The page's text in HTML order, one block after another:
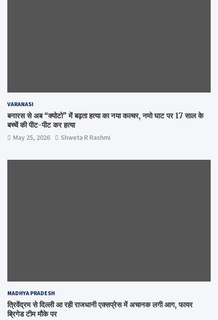
VARANASI
बनारस से अब “क्योटो” में बढ़ता हत्या का नया कल्चर, नमो घाट पर 17 साल के
बच्चें की पीट-पीट कर हत्या
May 25, 2026 Shweta R Rashmi
MADHYA PRADESH
त्रिवेंद्रम से दिल्ली आ रही राजधानी एक्सप्रेस में अचानक लगी आग, फायर
ब्रिगेड टीम मौके पर